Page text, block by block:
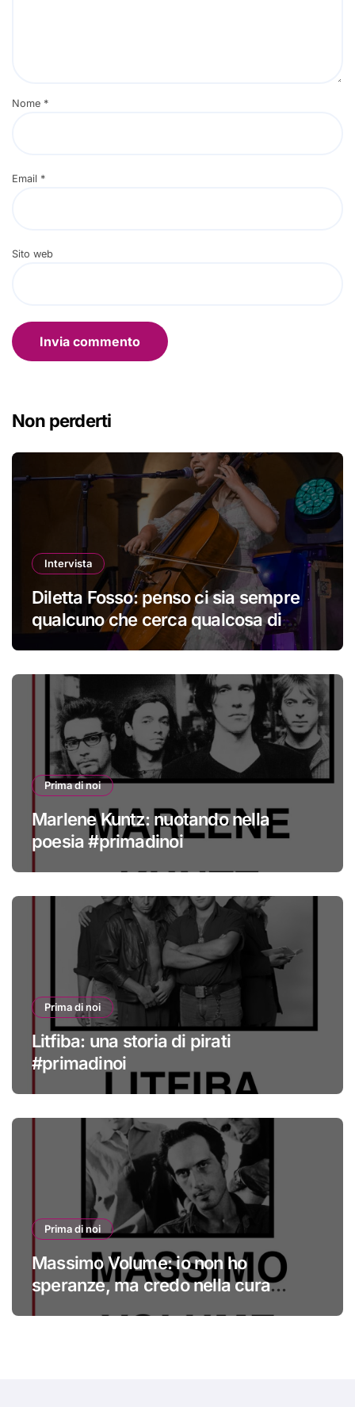
Nome *
Email *
Sito web
Non perderti
Intervista
Diletta Fosso: penso ci sia sempre
qualcuno che cerca qualcosa di
Prima di noi
Marlene Kuntz: nuotando nella
poesia #primadinoi
Prima di noi
Litfiba: una storia di pirati
#primadinoi
Prima di noi
Massimo Volume: io non ho
speranze, ma credo nella cura